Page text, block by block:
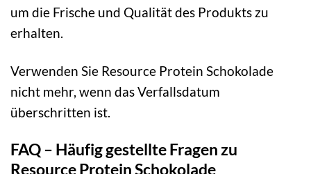
um die Frische und Qualität des Produkts zu
erhalten.
Verwenden Sie Resource Protein Schokolade
nicht mehr, wenn das Verfallsdatum
überschritten ist.
FAQ – Häufig gestellte Fragen zu
Resource Protein Schokolade